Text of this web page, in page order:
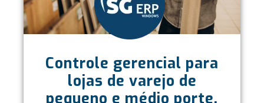
Controle gerencial para
lojas de varejo de
pequeno e médio porte.